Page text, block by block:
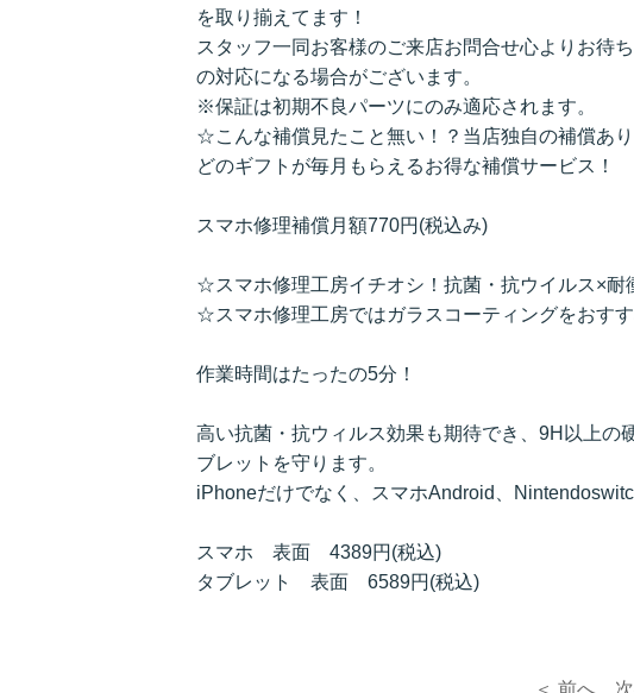
を取り揃えてます！
スタッフ一同お客様のご来店お問合せ心よりお待
の対応になる場合がございます。
※保証は初期不良パーツにのみ適応されます。
☆こんな補償見たこと無い！？当店独自の補償あ
どのギフトが毎月もらえるお得な補償サービス！
スマホ修理補償月額770円(税込み)
☆スマホ修理工房イチオシ！抗菌・抗ウイルス×耐
☆スマホ修理工房ではガラスコーティングをおすす
作業時間はたったの5分！
高い抗菌・抗ウィルス効果も期待でき、9H以上の
ブレットを守ります。
iPhoneだけでなく、スマホAndroid、
スマホ 表面 4389円(税込)
タブレット 表面 6589円(税込)